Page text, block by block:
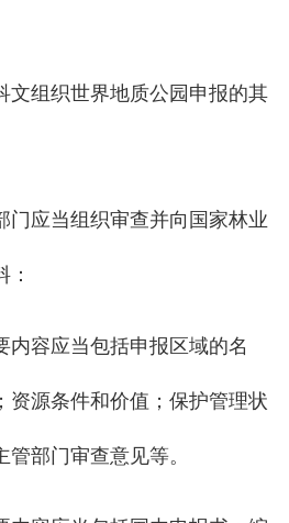
文组织世界地质公园申报的其
门应当组织审查并向国家林业
内容应当包括申报区域的名
资源条件和价值；保护管理状
部门审查意见等。